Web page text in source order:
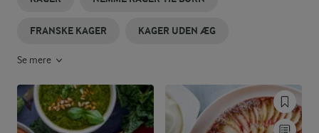
FRANSKE KAGER KAGER UDEN ÆG
Se mere